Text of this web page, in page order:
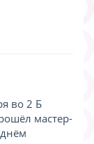
во 2 Б
мастер-
днём